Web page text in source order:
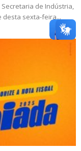
de Indústria,
desta sexta-feira...